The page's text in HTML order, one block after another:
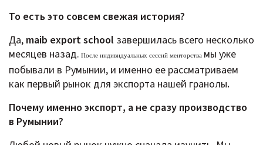
То есть это совсем свежая история?
Да, maib export school завершилась всего несколько
месяцев назад. После индивидуальных сессий менторства мы уже
побывали в Румынии, и именно ее рассматриваем
как первый рынок для экспорта нашей гранолы.
Почему именно экспорт, а не сразу производство
в Румынии?